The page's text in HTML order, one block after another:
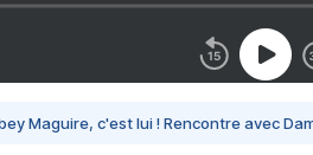
Maguire, c'est lui ! Rencontre avec